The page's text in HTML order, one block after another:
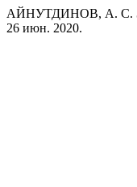
АЙНУТДИНОВ, А. С. За
26 июн. 2020.